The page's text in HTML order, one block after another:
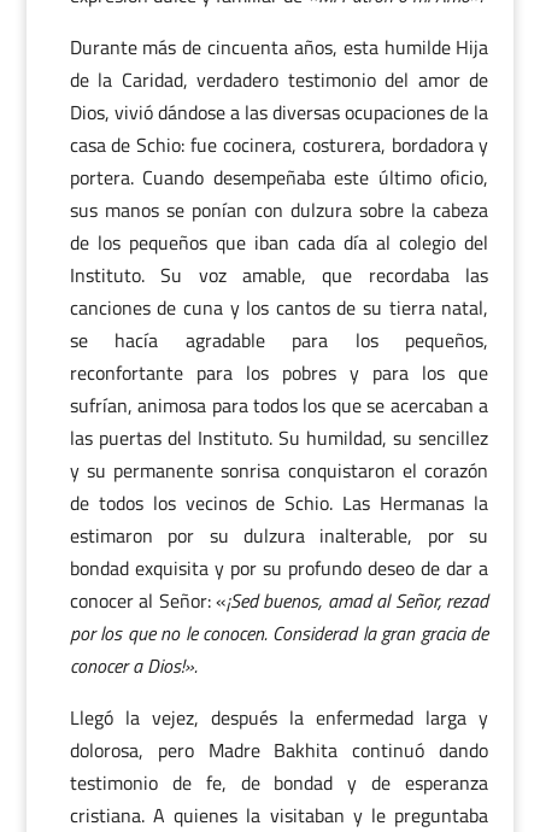
Durante más de cincuenta años, esta humilde Hija
de la Caridad, verdadero testimonio del amor de
Dios, vivió dándose a las diversas ocupaciones de la
casa de Schio: fue cocinera, costurera, bordadora y
portera. Cuando desempeñaba este último oficio,
sus manos se ponían con dulzura sobre la cabeza
de los pequeños que iban cada día al colegio del
Instituto. Su voz amable, que recordaba las
canciones de cuna y los cantos de su tierra natal,
se hacía agradable para los pequeños,
reconfortante para los pobres y para los que
sufrían, animosa para todos los que se acercaban a
las puertas del Instituto. Su humildad, su sencillez
y su permanente sonrisa conquistaron el corazón
de todos los vecinos de Schio. Las Hermanas la
estimaron por su dulzura inalterable, por su
bondad exquisita y por su profundo deseo de dar a
conocer al Señor: «¡Sed buenos, amad al Señor, rezad
por los que no le conocen. Considerad la gran gracia de
conocer a Dios!».
Llegó la vejez, después la enfermedad larga y
dolorosa, pero Madre Bakhita continuó dando
testimonio de fe, de bondad y de esperanza
cristiana. A quienes la visitaban y le preguntaba